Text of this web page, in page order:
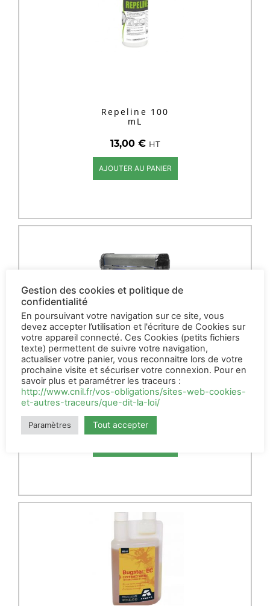
Repeline 100
mL
13,00 € HT
AJOUTER AU PANIER
Désinsectiseur LED FX5
(50m²)
190,00€
Gestion des cookies et politique de
confidentialité
En poursuivant votre navigation sur ce site, vous
devez accepter l’utilisation et l'écriture de Cookies sur
votre appareil connecté. Ces Cookies (petits fichiers
texte) permettent de suivre votre navigation,
actualiser votre panier, vous reconnaitre lors de votre
prochaine visite et sécuriser votre connexion. Pour en
savoir plus et paramétrer les traceurs :
http://www.cnil.fr/vos-obligations/sites-web-cookies-
et-autres-traceurs/que-dit-la-loi/
Paramètres Tout accepter